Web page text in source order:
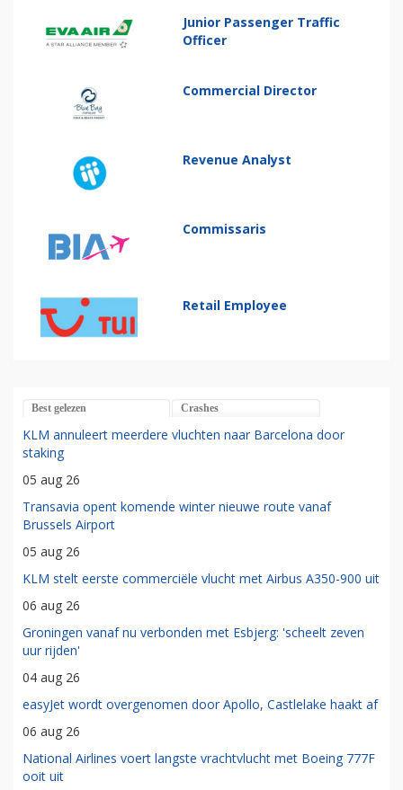
Junior Passenger Traffic
Officer
Commercial Director
Revenue Analyst
Commissaris
Retail Employee
Best gelezen Crashes
KLM annuleert meerdere vluchten naar Barcelona door
staking
05 aug 26
Transavia opent komende winter nieuwe route vanaf
Brussels Airport
05 aug 26
KLM stelt eerste commerciële vlucht met Airbus A350-900 uit
06 aug 26
Groningen vanaf nu verbonden met Esbjerg: 'scheelt zeven
uur rijden'
04 aug 26
easyJet wordt overgenomen door Apollo, Castlelake haakt af
06 aug 26
National Airlines voert langste vrachtvlucht met Boeing 777F
ooit uit